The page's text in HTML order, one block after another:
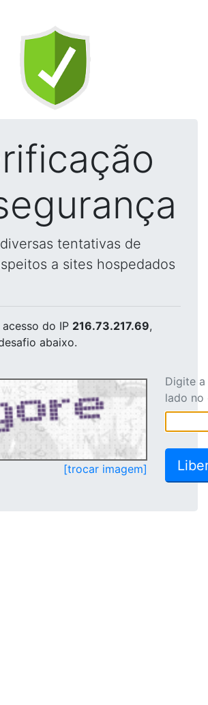
tentativas de
a sites hospedados
do IP 216.73.217.69,
abaixo.
[trocar imagem]
Digite
lado no